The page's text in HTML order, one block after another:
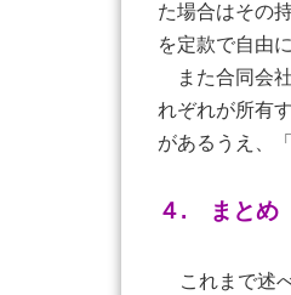
た場合はその
を定款で自由
また合同会社
れぞれが所有
があるうえ、
４. まとめ
これまで述